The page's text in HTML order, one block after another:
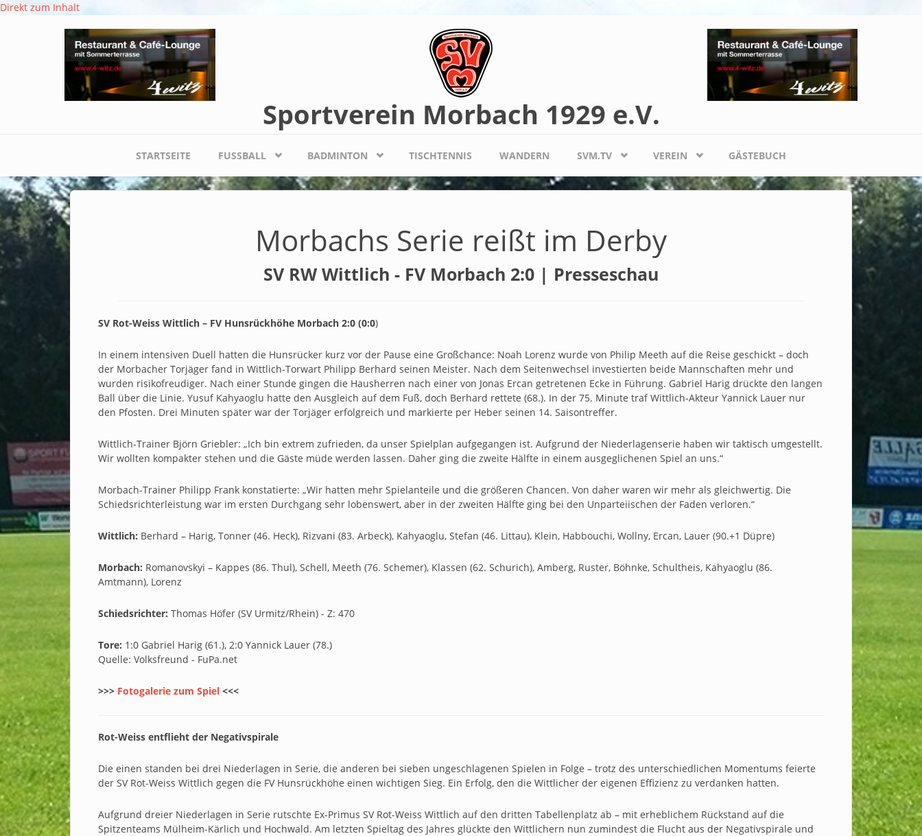
Direkt zum Inhalt
Sportverein Morbach 1929 e.V.
STARTSEITE FUSSBALL BADMINTON TISCHTENNIS WANDERN SVM.TV VEREIN GÄSTEBUCH
Morbachs Serie reißt im Derby
SV RW Wittlich - FV Morbach 2:0 | Presseschau
SV Rot-Weiss Wittlich – FV Hunsrückhöhe Morbach 2:0 (0:0)
In einem intensiven Duell hatten die Hunsrücker kurz vor der Pause eine Großchance: Noah Lorenz wurde von Philip Meeth auf die Reise geschickt – doch
der Morbacher Torjäger fand in Wittlich-Torwart Philipp Berhard seinen Meister. Nach dem Seitenwechsel investierten beide Mannschaften mehr und
wurden risikofreudiger. Nach einer Stunde gingen die Hausherren nach einer von Jonas Ercan getretenen Ecke in Führung. Gabriel Harig drückte den langen
Ball über die Linie. Yusuf Kahyaoglu hatte den Ausgleich auf dem Fuß, doch Berhard rettete (68.). In der 75. Minute traf Wittlich-Akteur Yannick Lauer nur
den Pfosten. Drei Minuten später war der Torjäger erfolgreich und markierte per Heber seinen 14. Saisontreffer.
Wittlich-Trainer Björn Griebler: „Ich bin extrem zufrieden, da unser Spielplan aufgegangen ist. Aufgrund der Niederlagenserie haben wir taktisch umgestellt.
Wir wollten kompakter stehen und die Gäste müde werden lassen. Daher ging die zweite Hälfte in einem ausgeglichenen Spiel an uns.“
Morbach-Trainer Philipp Frank konstatierte: „Wir hatten mehr Spielanteile und die größeren Chancen. Von daher waren wir mehr als gleichwertig. Die
Schiedsrichterleistung war im ersten Durchgang sehr lobenswert, aber in der zweiten Hälfte ging bei den Unparteiischen der Faden verloren.“
Wittlich: Berhard – Harig, Tonner (46. Heck), Rizvani (83. Arbeck), Kahyaoglu, Stefan (46. Littau), Klein, Habbouchi, Wollny, Ercan, Lauer (90.+1 Düpre)
Morbach: Romanovskyi – Kappes (86. Thul), Schell, Meeth (76. Schemer), Klassen (62. Schurich), Amberg, Ruster, Böhnke, Schultheis, Kahyaoglu (86.
Amtmann), Lorenz
Schiedsrichter: Thomas Höfer (SV Urmitz/Rhein) - Z: 470
Tore: 1:0 Gabriel Harig (61.), 2:0 Yannick Lauer (78.)
Quelle: Volksfreund - FuPa.net
>>> Fotogalerie zum Spiel <<<
Rot-Weiss entflieht der Negativspirale
Die einen standen bei drei Niederlagen in Serie, die anderen bei sieben ungeschlagenen Spielen in Folge – trotz des unterschiedlichen Momentums feierte
der SV Rot-Weiss Wittlich gegen die FV Hunsrückhöhe einen wichtigen Sieg. Ein Erfolg, den die Wittlicher der eigenen Effizienz zu verdanken hatten.
Aufgrund dreier Niederlagen in Serie rutschte Ex-Primus SV Rot-Weiss Wittlich auf den dritten Tabellenplatz ab – mit erheblichem Rückstand auf die
Spitzenteams Mülheim-Kärlich und Hochwald. Am letzten Spieltag des Jahres glückte den Wittlichern nun zumindest die Flucht aus der Negativspirale und